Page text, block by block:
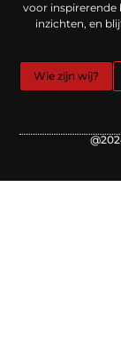
voor inspirerende
inzichten, en
Wie zijn wij?